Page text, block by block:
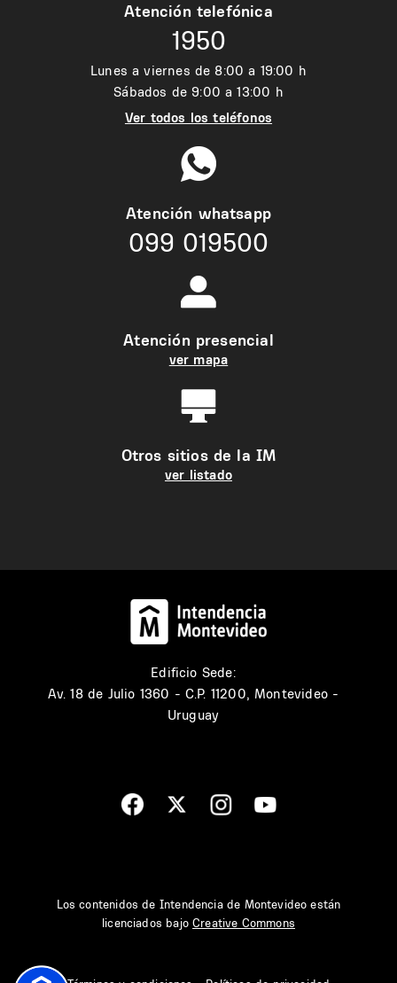
Atención telefónica
1950
Lunes a viernes de 8:00 a 19:00 h
Sábados de 9:00 a 13:00 h
Ver todos los teléfonos
Atención whatsapp
099 019500
Atención presencial
ver mapa
Otros sitios de la IM
ver listado
Edificio Sede:
Av. 18 de Julio 1360 - C.P. 11200, Montevideo -
Uruguay
Los contenidos de Intendencia de Montevideo están
licenciados bajoCreative Commons